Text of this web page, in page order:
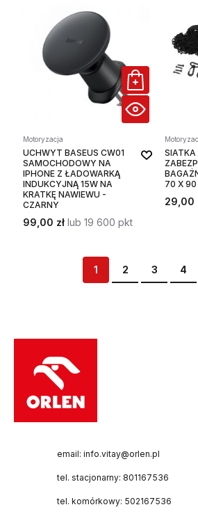
Motoryzacja
UCHWYT BASEUS CW01
SAMOCHODOWY NA
IPHONE Z ŁADOWARKĄ
INDUKCYJNĄ 15W NA
KRATKĘ NAWIEWU -
CZARNY
99,00 zł lub 19 600 pkt
SIATKA
70 X 90
29,00
Strona
Aktualnie czytasz
1 Strona
2 Strona
3 4
email: info.vitay@orlen.pl
tel. stacjonarny: 801167536
tel. komórkowy: 502167536